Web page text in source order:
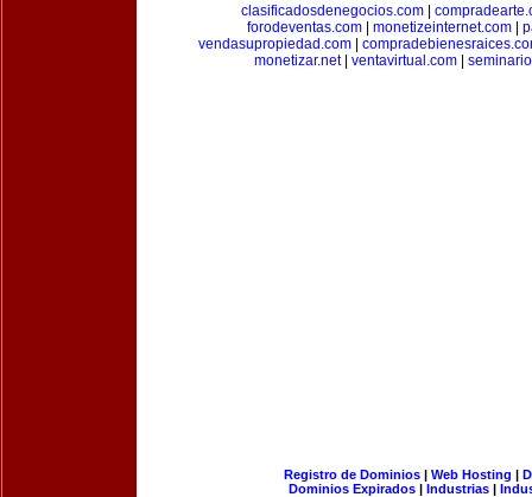
clasificadosdenegocios.com|
forodeventas.com| monetizeinternet.com|
vendasupropiedad.com
monetizar.net| ventavirtual.com
Registro de Dominios| Web Hosting |
Dominios Expirados | Industrias |